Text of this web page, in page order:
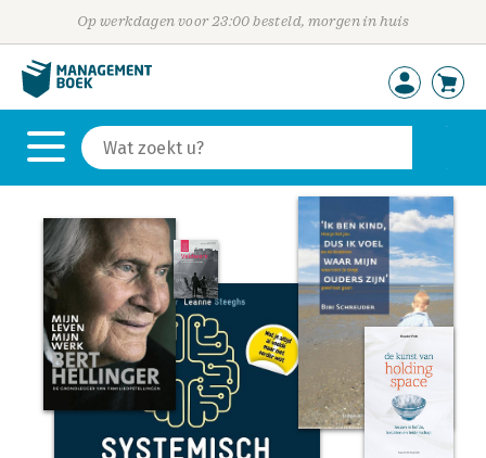
Op werkdagen voor 23:00 besteld, morgen in huis